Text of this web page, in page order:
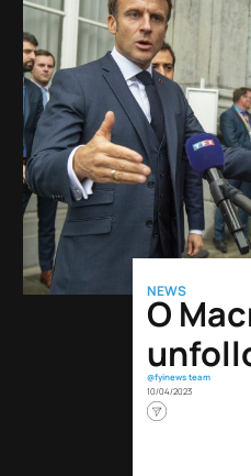
NEWS
Ο
@fyinews team
10/04/2023